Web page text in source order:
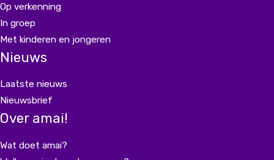
Op verkenning
In groep
Met kinderen en jongeren
Nieuws
Laatste nieuws
Nieuwsbrief
Over amai!
Wat doet amai?